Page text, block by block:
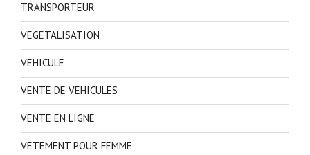
TRANSPORTEUR
VEGETALISATION
VEHICULE
VENTE DE VEHICULES
VENTE EN LIGNE
VETEMENT POUR FEMME